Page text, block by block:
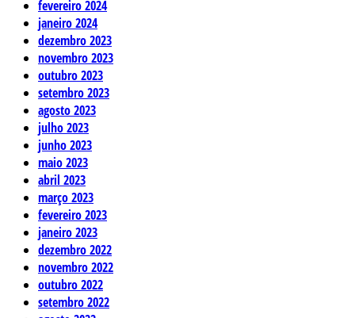
fevereiro 2024
janeiro 2024
dezembro 2023
novembro 2023
outubro 2023
setembro 2023
agosto 2023
julho 2023
junho 2023
maio 2023
abril 2023
março 2023
fevereiro 2023
janeiro 2023
dezembro 2022
novembro 2022
outubro 2022
setembro 2022